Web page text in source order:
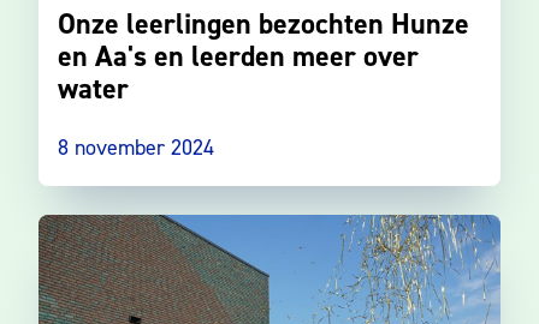
Onze leerlingen bezochten Hunze
en Aa's en leerden meer over
water
8 november 2024